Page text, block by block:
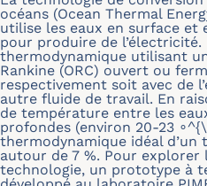
océans (Ocean Thermal
utilise les eaux en surface et
pour produire de l’électricité.
thermodynamique utilisant
Rankine (ORC) ouvert ou
respectivement soit avec de
autre fluide de travail. En
de température entre les
profondes (environ 20-23
thermodynamique idéal d’un
autour de 7 %. Pour
technologie, un prototype à